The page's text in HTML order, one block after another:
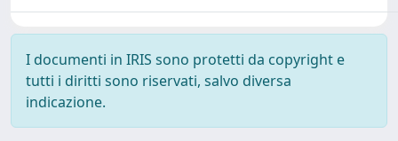
I documenti in IRIS sono protetti da copyright e
tutti i diritti sono riservati, salvo diversa
indicazione.